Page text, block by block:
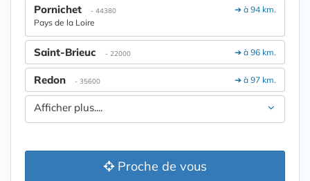
➔ à 94 km.
Pornichet - 44380
Pays de la Loire
➔ à 96 km.
Saint-Brieuc - 22000
➔ à 97 km.
Redon - 35600
Afficher plus....
Proche de vous